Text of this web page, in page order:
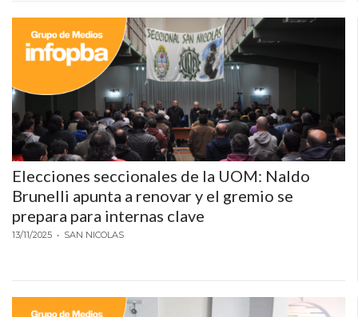
ULTIMAS NOTICIAS
TEMAS DESTACADOS
TECNOLOGÍA
SERVICIOS
PRONÓSTICO
HORÓSCOPO
QUÉ ES
CÓMO FUNCIONA: CREAR
Elecciones seccionales de la UOM: Naldo
Brunelli apunta a renovar y el gremio se
prepara para internas clave
13/11/2025 • SAN NICOLAS